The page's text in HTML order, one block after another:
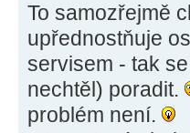
To samozřejmě
upřednostňuje
servisem - tak
nechtěl) poradit.
problém není.